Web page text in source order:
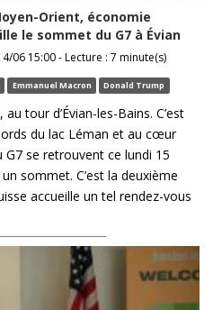
Orient, économie
le sommet du G7 à Évian
06 15:00 - Lecture : 7 minute(s)
Emmanuel Macron Donald Trump
tour d’Évian-les-Bains. C’est
du lac Léman et au cœur
G7 se retrouvent ce lundi 15
sommet. C’est la deuxième
accueille un tel rendez-vous